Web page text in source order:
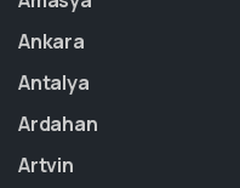
Ankara
Antalya
Ardahan
Artvin